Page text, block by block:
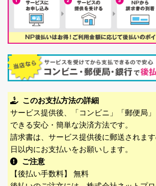
このお支払方法の詳細
サービス提供後、「コンビニ」「郵便局
できる安心・簡単な決済方法です。
請求書は、サービス提供後に郵送されま
日以内にお支払いをお願いします。
ご注意
【後払い手数料】 無料